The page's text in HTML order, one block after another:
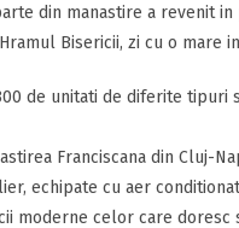
din manastire a revenit
Bisericii, zi cu o mare
de unitati de diferite
Franciscana din Cluj-
echipate cu aer
moderne celor care